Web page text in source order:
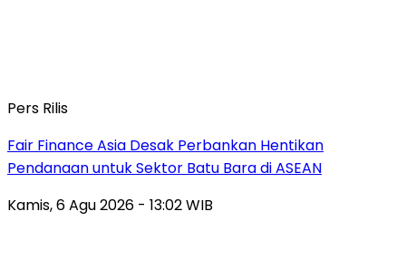
Pers Rilis
Fair Finance Asia Desak Perbankan Hentikan
Pendanaan untuk Sektor Batu Bara di ASEAN
Kamis, 6 Agu 2026 - 13:02 WIB